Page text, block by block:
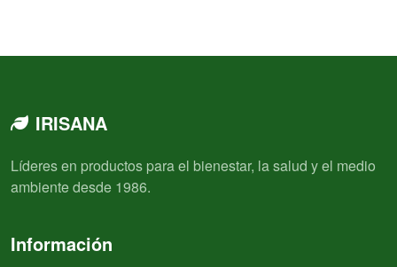
IRISANA
Líderes en productos para el bienestar, la salud y el medio
ambiente desde 1986.
Información